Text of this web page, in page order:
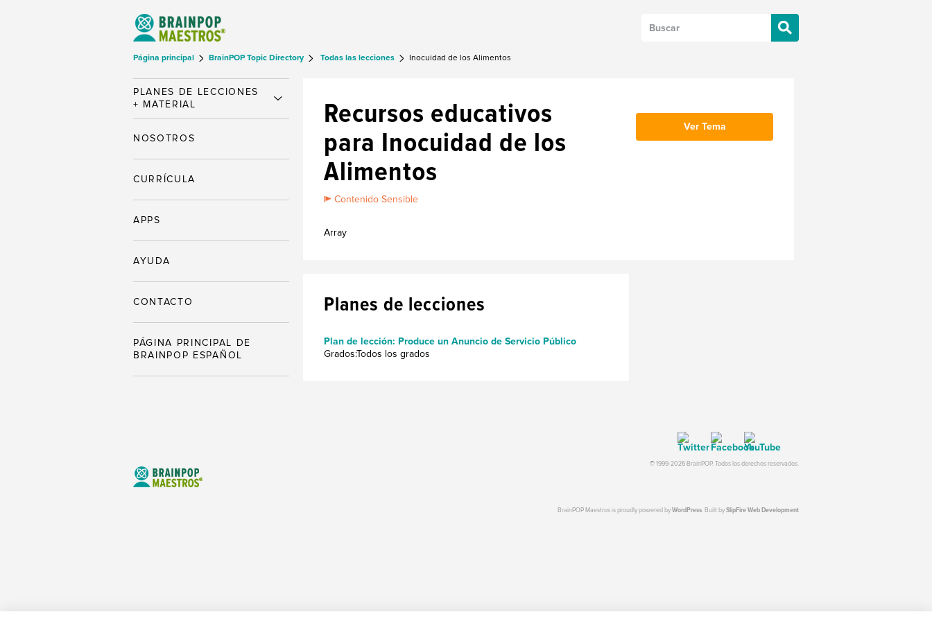
Página principal BrainPOP Topic Directory Todas las lecciones Inocuidad de los Alimentos
Recursos educativos
para Inocuidad de los
Alimentos
Contenido Sensible
Array
Ver Tema
Planes de lecciones
Plan de lección: Produce un Anuncio de Servicio Público
Grados:Todos los grados
PLANES DE LECCIONES
+ MATERIAL
NOSOTROS
CURRÍCULA
APPS
AYUDA
CONTACTO
PÁGINA PRINCIPAL DE
BRAINPOP ESPAÑOL
© 1999-2026 BrainPOP. Todos los derechos reservados.
BrainPOP Maestros is proudly powered byWordPress. Built bySlipFire Web Development